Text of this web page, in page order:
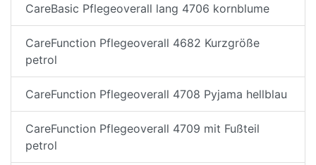
CareBasic Pflegeoverall lang 4706 kornblume
CareFunction Pflegeoverall 4682 Kurzgröße
petrol
CareFunction Pflegeoverall 4708 Pyjama hellblau
CareFunction Pflegeoverall 4709 mit Fußteil
petrol